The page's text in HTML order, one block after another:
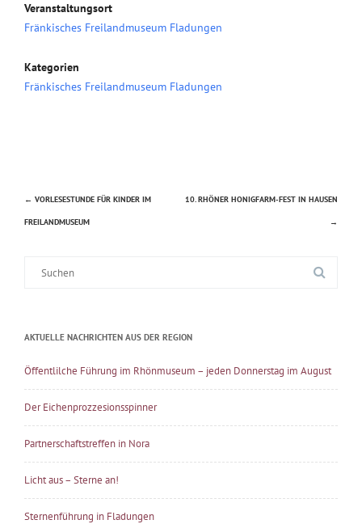
Veranstaltungsort
Fränkisches Freilandmuseum Fladungen
Kategorien
Fränkisches Freilandmuseum Fladungen
Beitragsnavigation
← VORLESESTUNDE FÜR KINDER IM
FREILANDMUSEUM
10. RHÖNER HONIGFARM-FEST IN HAUSEN
→
AKTUELLE NACHRICHTEN AUS DER REGION
Öffentlilche Führung im Rhönmuseum – jeden Donnerstag im August
Der Eichenprozzesionsspinner
Partnerschaftstreffen in Nora
Licht aus – Sterne an!
Sternenführung in Fladungen